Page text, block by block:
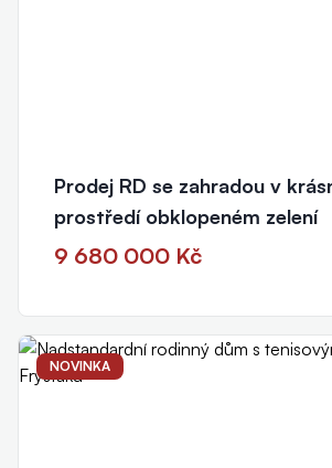
Prodej RD se zahradou v
prostředí obklopeném zelení
9 680 000 Kč
NOVINKA